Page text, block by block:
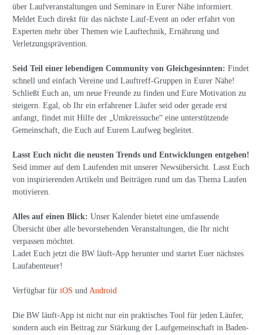
über Laufveranstaltungen und Seminare in Eurer Nähe informiert.
Meldet Euch direkt für das nächste Lauf-Event an oder erfahrt von
Experten mehr über Themen wie Lauftechnik, Ernährung und
Verletzungsprävention.
Seid Teil einer lebendigen Community von Gleichgesinnten: Findet
schnell und einfach Vereine und Lauftreff-Gruppen in Eurer Nähe!
Schließt Euch an, um neue Freunde zu finden und Eure Motivation zu
steigern. Egal, ob Ihr ein erfahrener Läufer seid oder gerade erst
anfangt, findet mit Hilfe der „Umkreissuche“ eine unterstützende
Gemeinschaft, die Euch auf Eurem Laufweg begleitet.
Lasst Euch nicht die neusten Trends und Entwicklungen entgehen!
Seid immer auf dem Laufenden mit unserer Newsübersicht. Lasst Euch
von inspirierenden Artikeln und Beiträgen rund um das Thema Laufen
motivieren.
Alles auf einen Blick: Unser Kalender bietet eine umfassende
Übersicht über alle bevorstehenden Veranstaltungen, die Ihr nicht
verpassen möchtet.
Ladet Euch jetzt die BW läuft-App herunter und startet Euer nächstes
Laufabenteuer!
Verfügbar für iOS und Android
Die BW läuft-App ist nicht nur ein praktisches Tool für jeden Läufer,
sondern auch ein Beitrag zur Stärkung der Laufgemeinschaft in Baden-